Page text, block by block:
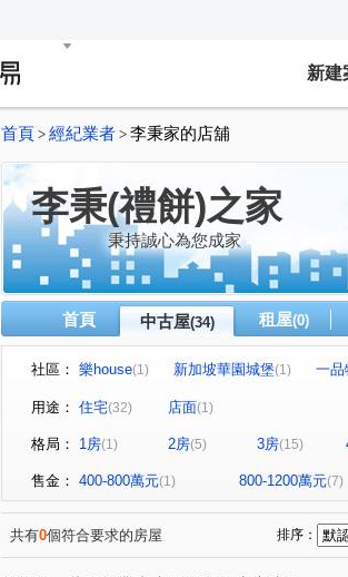
新建
首頁 > 經紀業者 > 李秉家的店舖
李秉(禮餅)之家
秉持誠心為您成家
首頁 中古屋(34) 租屋(0)
社區： 樂house(1) 新加坡華園城堡(1) 一品
閱讀台灣
新大直蘇黎市/梵谷花園蘇黎市(1) 大
天空之邑(1) 幸福我家二期 (2) 新加
黎明華廈(1) 法國愛樂(1) 宏道巴黎
仁愛路(1) 新五路三段(2)
新城一路(1) 芳洲路(1) 芳洲五路(1)
用途： 住宅(32) 店面(1)
格局： 1房(1) 2房(5) 3房(15)
售金： 400-800萬元(1) 800-1200萬元(7)
共有0個符合要求的房屋 排序：